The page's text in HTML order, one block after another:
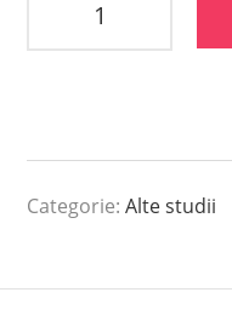
Categorie:Alte studii